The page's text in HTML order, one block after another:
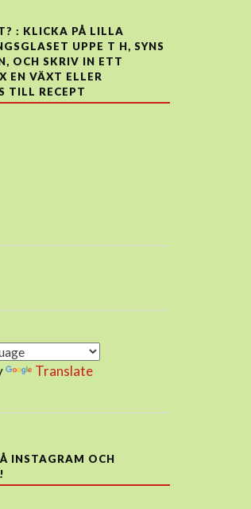
: KLICKA PÅ LILLA
UPPE T H, SYNS
OCH SKRIV IN ETT
EN VÄXT ELLER
TILL RECEPT
Translate
INSTAGRAM OCH